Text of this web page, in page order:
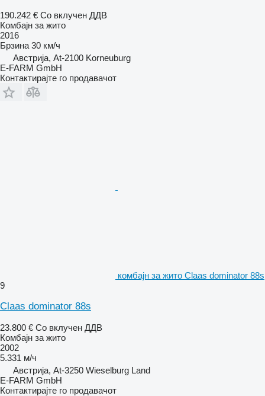
190.242 € Со вклучен ДДВ
Комбајн за жито
2016
Брзина 30 км/ч
Австрија, At-2100 Korneuburg
E-FARM GmbH
Контактирајте го продавачот
комбајн за жито Claas dominator 88s
9
Claas dominator 88s
23.800 € Со вклучен ДДВ
Комбајн за жито
2002
5.331 м/ч
Австрија, At-3250 Wieselburg Land
E-FARM GmbH
Контактирајте го продавачот